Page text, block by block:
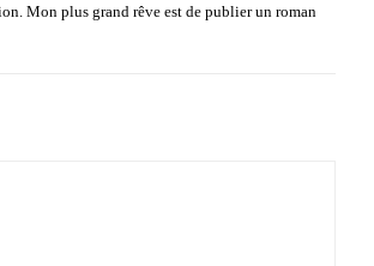
Mon plus grand rêve est de publier un roman